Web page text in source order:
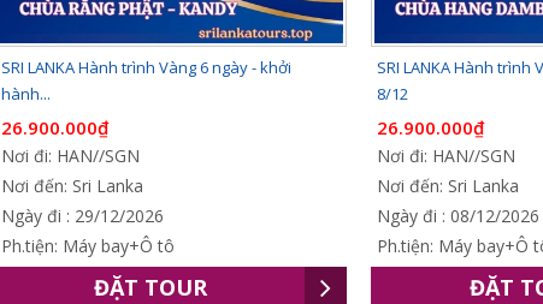
SRI LANKA Hành trình Vàng 6 ngày - khởi
hành...
26.900.000₫
Nơi đi: HAN//SGN
Nơi đến: Sri Lanka
Ngày đi : 29/12/2026
Ph.tiện: Máy bay+Ô tô
ĐẶT TOUR
SRI LANKA Hành trình
8/12
26.900.000₫
Nơi đi: HAN//SGN
Nơi đến: Sri Lanka
Ngày đi : 08/12/2026
Ph.tiện: Máy bay+Ô
ĐẶT